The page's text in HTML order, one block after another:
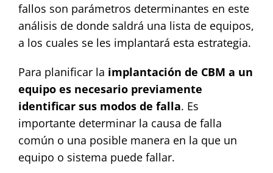
fallos son parámetros determinantes en este
análisis de donde saldrá una lista de equipos,
a los cuales se les implantará esta estrategia.
Para planificar la implantación de CBM a un
equipo es necesario previamente
identificar sus modos de falla. Es
importante determinar la causa de falla
común o una posible manera en la que un
equipo o sistema puede fallar.